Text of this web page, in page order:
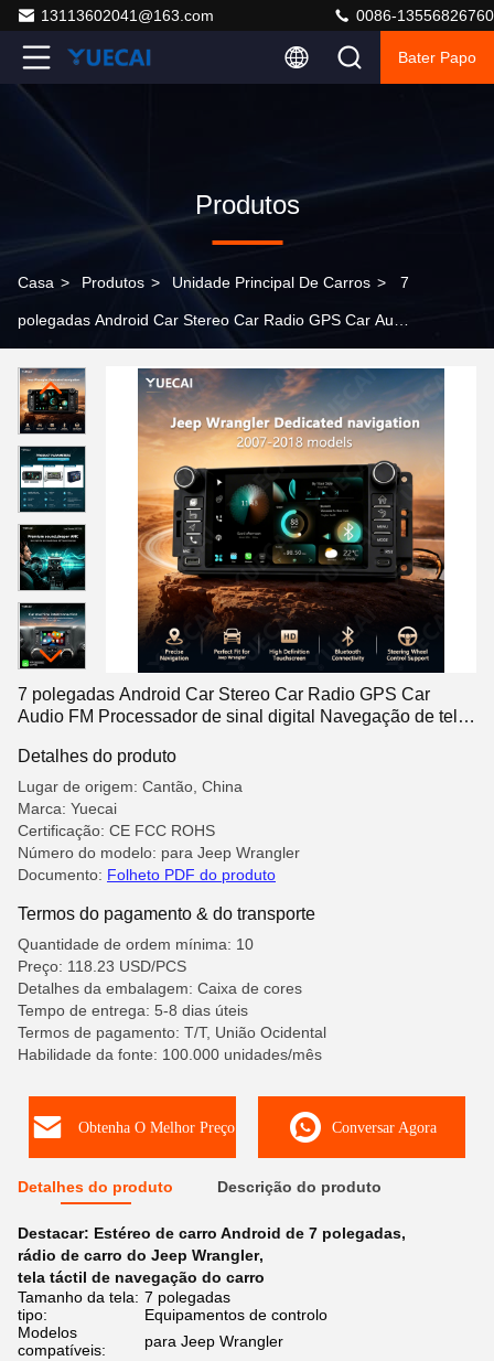
13113602041@163.com 0086-13556826760
Bater Papo
Produtos
Casa > Produtos > Unidade Principal De Carros > 7
polegadas Android Car Stereo Car Radio GPS Car Audio
sensível ao toque para Jeep Wrangler
7 polegadas Android Car Stereo Car Radio GPS Car
Audio FM Processador de sinal digital Navegação de tela
Detalhes do produto
Lugar de origem: Cantão, China
Marca: Yuecai
Certificação: CE FCC ROHS
Número do modelo: para Jeep Wrangler
Documento: Folheto PDF do produto
Termos do pagamento & do transporte
Quantidade de ordem mínima: 10
Preço: 118.23 USD/PCS
Detalhes da embalagem: Caixa de cores
Tempo de entrega: 5-8 dias úteis
Termos de pagamento: T/T, União Ocidental
Habilidade da fonte: 100.000 unidades/mês
Obtenha O Melhor Preço Conversar Agora
Detalhes do produto Descrição do produto
Destacar: Estéreo de carro Android de 7 polegadas,
rádio de carro do Jeep Wrangler,
tela táctil de navegação do carro
Tamanho da tela: 7 polegadas
tipo:
Equipamentos de controlo
Modelos
compatíveis:
para Jeep Wrangler